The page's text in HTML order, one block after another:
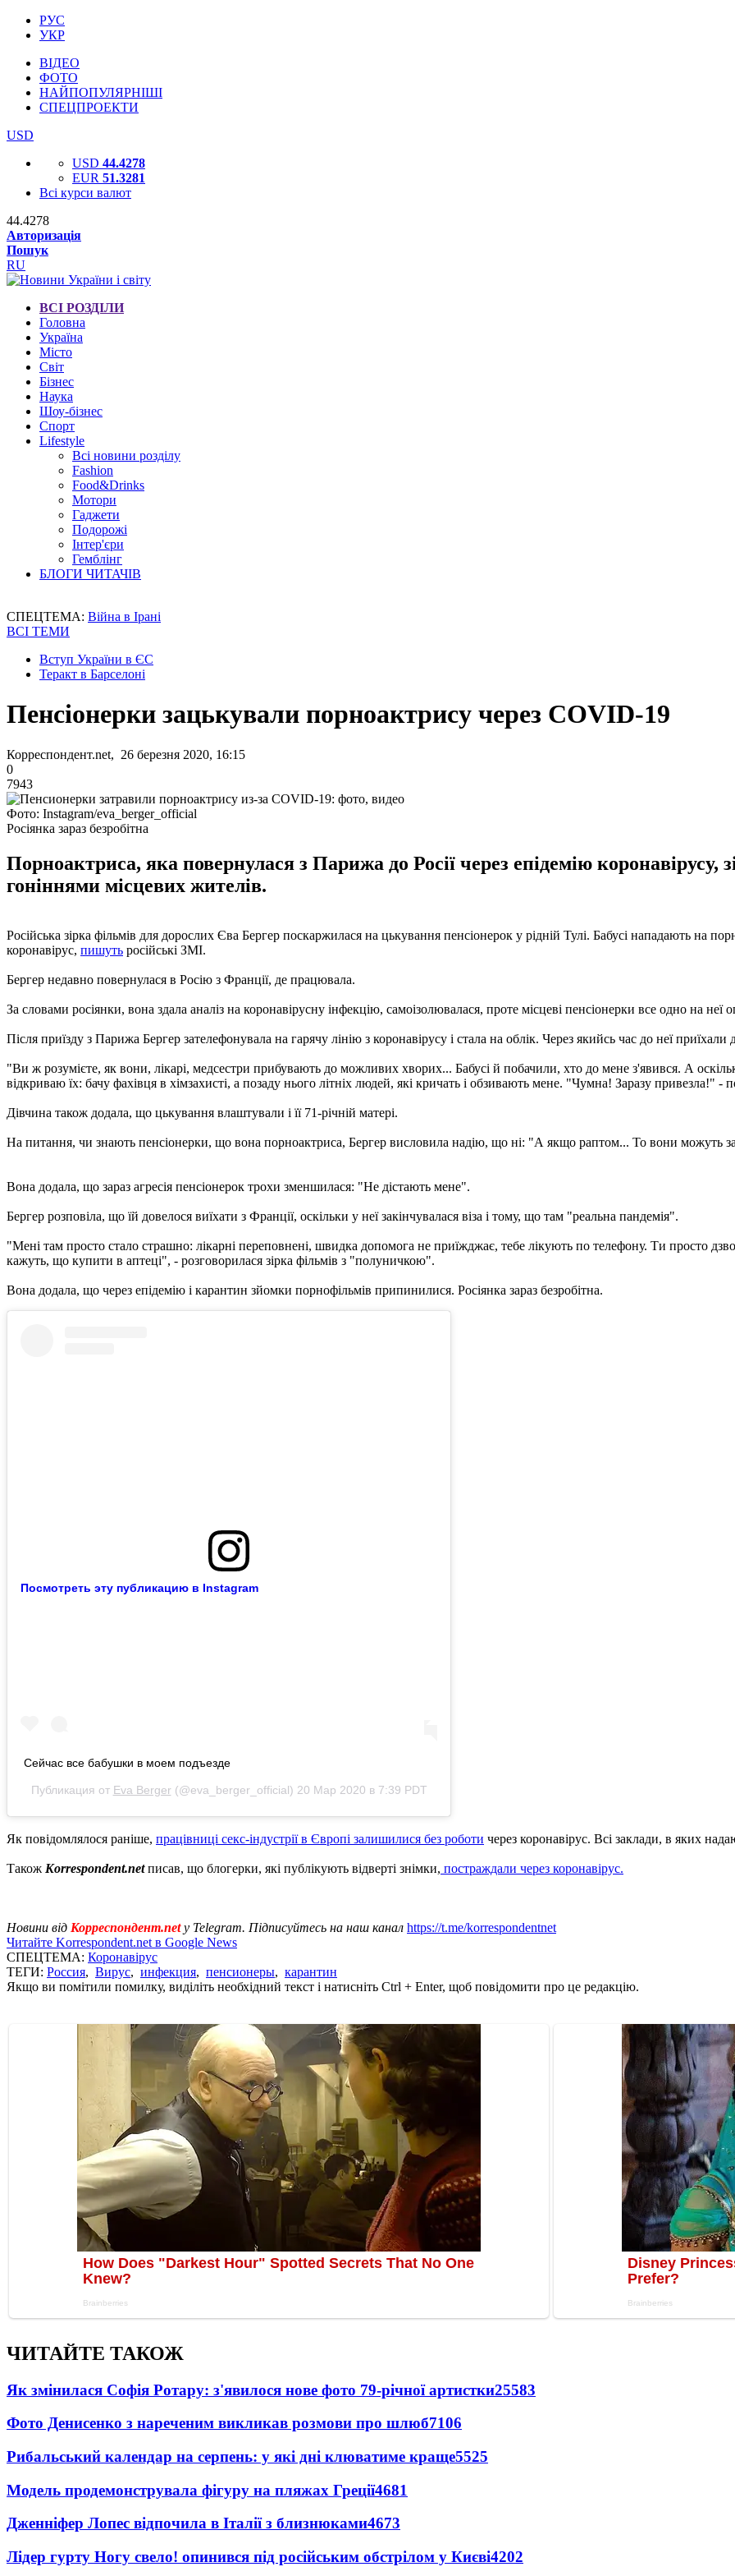
РУС
УКР
ВІДЕО
ФОТО
НАЙПОПУЛЯРНІШІ
СПЕЦПРОЕКТИ
USD
USD 44.4278
EUR 51.3281
Всі курси валют
44.4278
Авторизація
Пошук
RU
ВСІ РОЗДІЛИ
Головна
Україна
Місто
Світ
Бізнес
Наука
Шоу-бізнес
Спорт
Lifestyle
Всі новини розділу
Fashion
Food&Drinks
Мотори
Гаджети
Подорожі
Інтер'єри
Гемблінг
БЛОГИ ЧИТАЧІВ
СПЕЦТЕМА: Війна в Ірані
ВСІ ТЕМИ
Вступ України в ЄС
Теракт в Барселоні
Пенсіонерки зацькували порноактрису через COVID-19
Корреспондент.net, 26 березня 2020, 16:15
0
7943
Фото: Instagram/eva_berger_official
Росіянка зараз безробітна
Порноактриса, яка повернулася з Парижа до Росії через епідемію коронавірусу,
гоніннями місцевих жителів.
Російська зірка фільмів для дорослих Єва Бергер поскаржилася на цькування пенсіонерок у рідній Тулі. Бабусі нападають на
коронавірус, пишуть російські ЗМІ.
Бергер недавно повернулася в Росію з Франції, де працювала.
За словами росіянки, вона здала аналіз на коронавірусну інфекцію, самоізолювалася, проте місцеві пенсіонерки все одно на неї
Після приїзду з Парижа Бергер зателефонувала на гарячу лінію з коронавірусу і стала на облік. Через якийсь час до неї приїхали
"Ви ж розумієте, як вони, лікарі, медсестри прибувають до можливих хворих... Бабусі й побачили, хто до мене з'явився. А
відкриваю їх: бачу фахівця в хімзахисті, а позаду нього літніх людей, які кричать і обзивають мене. "Чумна! Заразу привезла!" -
Дівчина також додала, що цькування влаштували і її 71-річній матері.
На питання, чи знають пенсіонерки, що вона порноактриса, Бергер висловила надію, що ні: "А якщо раптом... То вони можуть
Вона додала, що зараз агресія пенсіонерок трохи зменшилася: "Не дістають мене".
Бергер розповіла, що їй довелося виїхати з Франції, оскільки у неї закінчувалася віза і тому, що там "реальна пандемія".
"Мені там просто стало страшно: лікарні переповнені, швидка допомога не приїжджає, тебе лікують по телефону. Ти просто
кажуть, що купити в аптеці", - розговорилася зірка фільмів з "полуничкою".
Вона додала, що через епідемію і карантин зйомки порнофільмів припинилися. Росіянка зараз безробітна.
Посмотреть эту публикацию в Instagram
Сейчас все бабушки в моем подъезде
Публикация от Eva Berger (@eva_berger_official) 20 Мар 2020 в 7:39 PDT
Як повідомлялося раніше, працівниці секс-індустрії в Європі залишилися без роботи через коронавірус. Всі заклади, в яких
Також Korrespondent.netписав, що блогерки, які публікують відверті знімки, постраждали через коронавірус.
Новини від Корреспондент.net у Telegram. Підписуйтесь на наш канал https://t.me/korrespondentnet
Читайте Korrespondent.net в Google News
СПЕЦТЕМА: Коронавірус
ТЕГИ: Россия, Вирус, инфекция, пенсионеры, карантин
Якщо ви помітили помилку, виділіть необхідний текст і натисніть Ctrl + Enter, щоб повідомити про це редакцію.
ЧИТАЙТЕ ТАКОЖ
Як змінилася Софія Ротару: з'явилося нове фото 79-річної артистки25583
Фото Денисенко з нареченим викликав розмови про шлюб7106
Рибальський календар на серпень: у які дні клюватиме краще5525
Модель продемонструвала фігуру на пляжах Греції4681
Дженніфер Лопес відпочила в Італії з близнюками4673
Лідер гурту Ногу свело! опинився під російським обстрілом у Києві4202